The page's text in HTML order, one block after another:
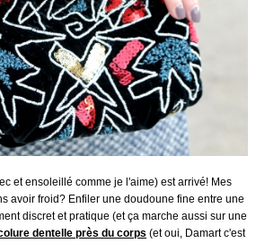
et ensoleillé comme je l'aime) est arrivé! Mes
avoir froid? Enfiler une doudoune fine entre une
discret et pratique (et ça marche aussi sur une
dentelle près du corps (et oui, Damart c'est